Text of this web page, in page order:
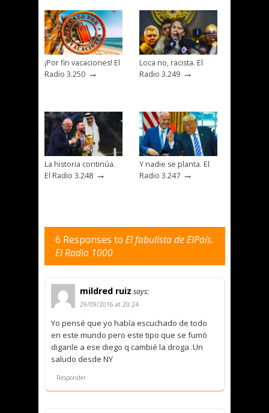
¡Por fin vacaciones! El
Radio 3.250 →
Loca no, racista. El
Radio 3.249 →
La historia continúa.
El Radio 3.248 →
Y nadie se planta. El
Radio 3.247 →
6 Responses to El fabulista de ElPaís.
El Radio 1000
mildred ruiz says:
29/09/2016 at 20:24
Yo pensé que yo había escuchado de todo
en este mundo pero este tipo que se fumó
diganle a ese diego q cambié la droga .Un
saludo desde NY
Responder